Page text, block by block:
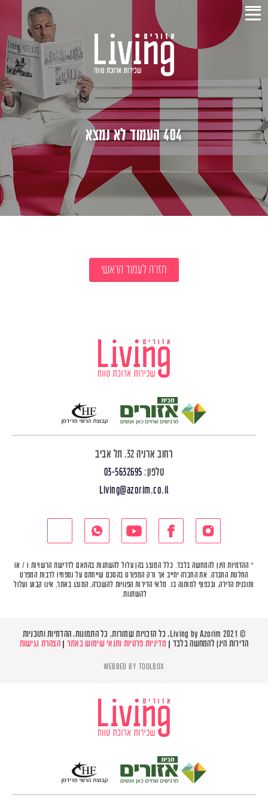
404 העמוד לא נמצא
חזרה לעמוד הראשי
רחוב ארניה 32, תל אביב
טלפון: 03-5632695
Living@azorim.co.il
* ההדמיות הינן להמחשה בלבד. כלל המוצג בהן עלול להשתנות בהתאם לדרישת הרשויות ו / או
החלטת החברה. את החברה יחייב אך ורק המפורט בהסכם שייחתם על נספחיו לרבות המפרט
ותוכנית הדירה, ובכפוף למותנה בו. מלאי הדירות הפנויות להשכרה, המוצג באתר, אינו קבוע ועלול
להשתנות.
© Living by Azorim 2021, כל הזכויות שמורות, כל התמונות, ההדמיות ותוכניות
הדירות הינן להמחשה בלבד |
מדיניות פרטיות ותנאי שימוש באתר הצהרת נגישות
WEBBED BY TOOLBOX